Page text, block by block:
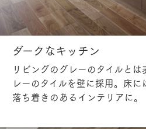
ダークなキッチン
リビングのグレーのタイルと
レーのタイルを壁に採用。床
落ち着きのあるインテリアに。